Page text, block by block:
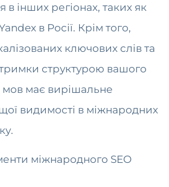
в інших регіонах, таких як
в Росії. Крім того,
ключових слів та
структурою вашого
мов має вирішальне
видимості в міжнародних
міжнародного SEO